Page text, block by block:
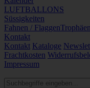
LUFTBALLONS
Süssigkeiten
Fahnen / Flaggen
Kontakt
Kontakt Kataloge
Frachtkosten
Impressum